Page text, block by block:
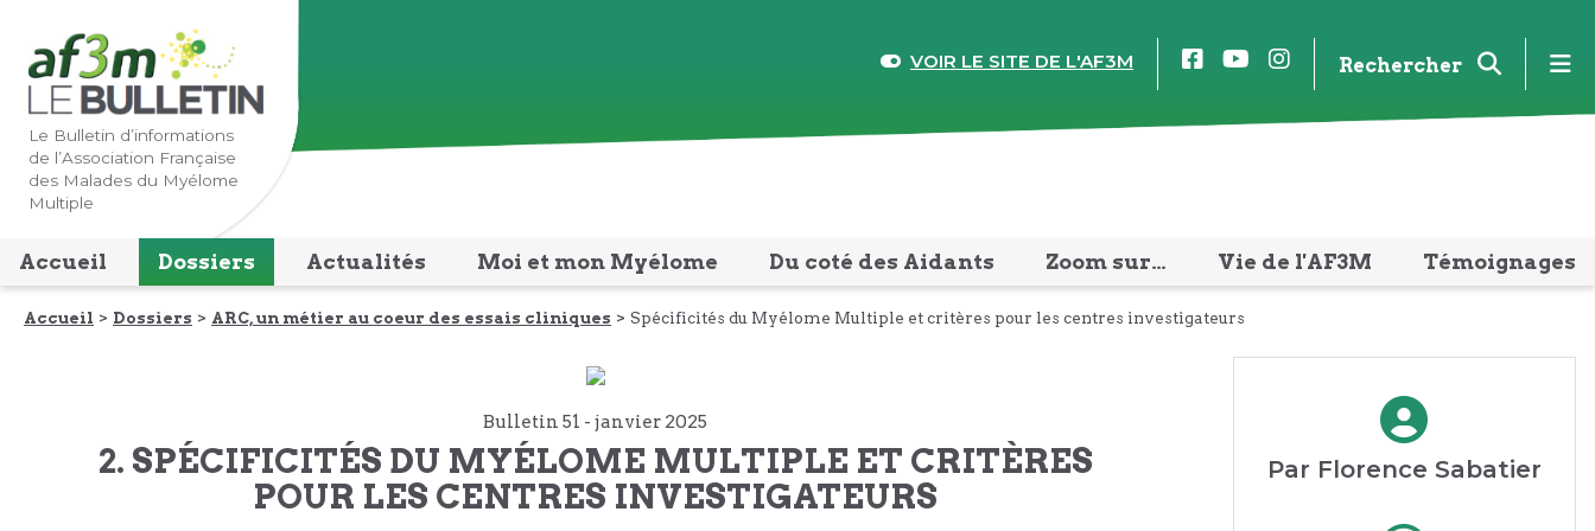
Lien
vers
navigation
principale
Lien
vers
contenu
principal
Le Bulletin d’informations
de l’Association Française
des Malades du Myélome
Multiple
VOIR LE SITE DE L'AF3M FacebookYouTube
Instagram
Rechercher
Accueil Dossiers Actualités Moi et mon Myélome Du coté des Aidants Zoom sur… Vie de l'AF3M Témoignages
Accueil Dossiers ARC, un métier au coeur des essais cliniques Spécificités du Myélome Multiple et critères pour les centres investigateurs
Bulletin 51 -janvier 2025
2. SPÉCIFICITÉS DU MYÉLOME MULTIPLE ET CRITÈRES
POUR LES CENTRES INVESTIGATEURS
Par Florence Sabatier